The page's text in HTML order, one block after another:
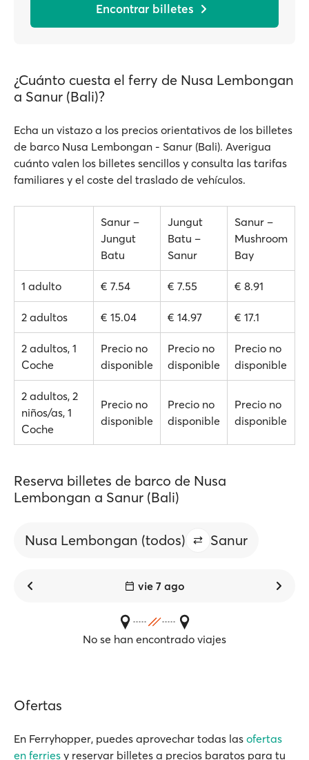
Encontrar billetes
¿Cuánto cuesta el ferry de Nusa Lembongan
a Sanur (Bali)?
Echa un vistazo a los precios orientativos de los billetes
de barco Nusa Lembongan - Sanur (Bali). Averigua
cuánto valen los billetes sencillos y consulta las tarifas
familiares y el coste del traslado de vehículos.
Sanur –
Jungut
Batu
Jungut
Batu –
Sanur
Sanur –
Mushroom
Bay
1 adulto € 7.54 € 7.55 € 8.91
2 adultos € 15.04 € 14.97 € 17.1
2 adultos, 1
Coche
Precio no
disponible
Precio no
disponible
Precio no
disponible
2 adultos, 2
niños/as, 1
Coche
Precio no
disponible
Precio no
disponible
Precio no
disponible
Reserva billetes de barco de Nusa
Lembongan a Sanur (Bali)
Nusa Lembongan (todos) Sanur
vie 7 ago
No se han encontrado viajes
Ofertas
En Ferryhopper, puedes aprovechar todas las ofertas
en ferries y reservar billetes a precios baratos para tu